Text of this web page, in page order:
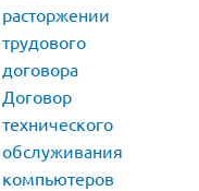
расторжении
трудового
договора
Договор
технического
обслуживания
компьютеров